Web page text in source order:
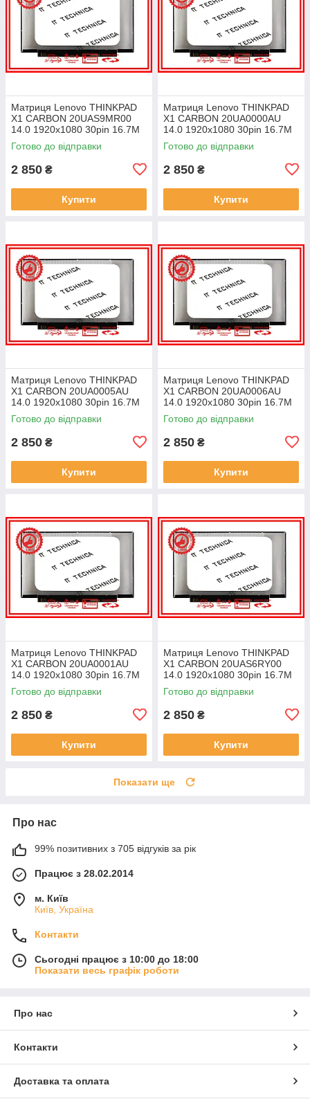
Матриця Lenovo THINKPAD
X1 CARBON 20UAS9MR00
14.0 1920x1080 30pin 16.7M
45% NTSC 300 cd/m² для
ноутбука
Готово до відправки
2 850 ₴
Купити
Матриця Lenovo THINKPAD
X1 CARBON 20UA0000AU
14.0 1920x1080 30pin 16.7M
45% NTSC 300 cd/m² для
ноутбука
Готово до відправки
2 850 ₴
Купити
Матриця Lenovo THINKPAD
X1 CARBON 20UA0005AU
14.0 1920x1080 30pin 16.7M
45% NTSC 300 cd/m² для
ноутбука
Готово до відправки
2 850 ₴
Купити
Матриця Lenovo THINKPAD
X1 CARBON 20UA0006AU
14.0 1920x1080 30pin 16.7M
45% NTSC 300 cd/m² для
ноутбука
Готово до відправки
2 850 ₴
Купити
Матриця Lenovo THINKPAD
X1 CARBON 20UA0001AU
14.0 1920x1080 30pin 16.7M
45% NTSC 300 cd/m² для
ноутбука
Готово до відправки
2 850 ₴
Купити
Матриця Lenovo THINKPAD
X1 CARBON 20UAS6RY00
14.0 1920x1080 30pin 16.7M
45% NTSC 300 cd/m² для
ноутбука
Готово до відправки
2 850 ₴
Купити
Показати ще
Про нас
99% позитивних з 705 відгуків за рік
Працює з 28.02.2014
м. Київ
Київ, Україна
Контакти
Сьогодні працює з 10:00 до 18:00
Показати весь графік роботи
Про нас
Контакти
Доставка та оплата